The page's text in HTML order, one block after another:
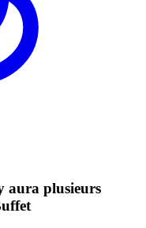
aura plusieurs